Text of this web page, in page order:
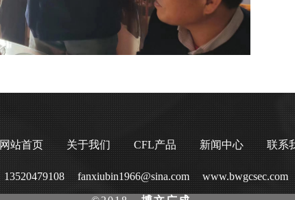
网站首页 关于我们 CFL产品 新闻中心 联系
13520479108 fanxiubin1966@sina.com www.bwgcsec.com